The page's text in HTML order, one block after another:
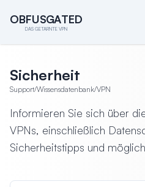
O
OB
BF
FU
US
SG
GA
AT
TE
ED
D
DAS GETARNTE VPN
Sicherheit
Support/Wissensdatenbank/VPN
Informieren Sie sich über
VPNs, einschließlich
Sicherheitstipps und